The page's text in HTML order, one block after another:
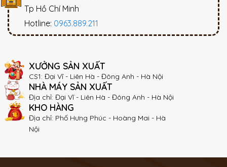
Tp Hồ Chí Minh
Hotline: 0963.889.211
XƯỞNG SẢN XUẤT
CS1: Đại Vĩ - Liên Hà - Đông Anh - Hà Nội
NHÀ MÁY SẢN XUẤT
Địa chỉ: Đại Vĩ - Liên Hà - Đông Anh - Hà Nội
KHO HÀNG
Địa chỉ: Phố Hưng Phúc - Hoàng Mai - Hà
Nội